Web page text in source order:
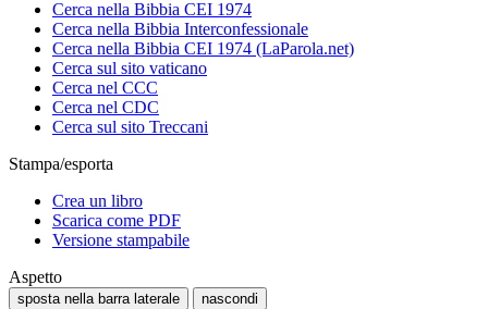
Cerca nella Bibbia CEI 1974
Cerca nella Bibbia Interconfessionale
Cerca nella Bibbia CEI 1974 (LaParola.net)
Cerca sul sito vaticano
Cerca nel CCC
Cerca nel CDC
Cerca sul sito Treccani
Stampa/esporta
Crea un libro
Scarica come PDF
Versione stampabile
Aspetto
sposta nella barra laterale nascondi